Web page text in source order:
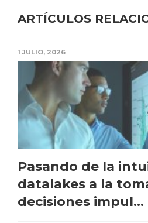
ARTÍCULOS
1 JULIO, 2026
Pasando de la
datalakes a la
decisiones impul...